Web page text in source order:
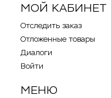
МОЙ КАБИНЕТ
Отследить заказ
Отложенные товары
Диалоги
Войти
МЕНЮ